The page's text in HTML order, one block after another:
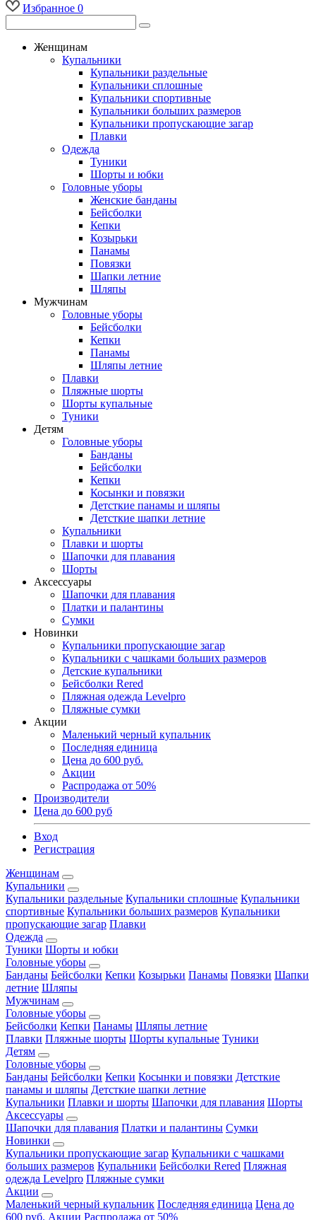
Избранное 0
Женщинам
Купальники
Купальники раздельные
Купальники сплошные
Купальники спортивные
Купальники больших размеров
Купальники пропускающие загар
Плавки
Одежда
Туники
Шорты и юбки
Головные уборы
Женские банданы
Бейсболки
Кепки
Козырьки
Панамы
Повязки
Шапки летние
Шляпы
Мужчинам
Головные уборы
Бейсболки
Кепки
Панамы
Шляпы летние
Плавки
Пляжные шорты
Шорты купальные
Туники
Детям
Головные уборы
Банданы
Бейсболки
Кепки
Косынки и повязки
Детсткие панамы и шляпы
Детсткие шапки летние
Купальники
Плавки и шорты
Шапочки для плавания
Шорты
Аксессуары
Шапочки для плавания
Платки и палантины
Сумки
Новинки
Купальники пропускающие загар
Купальники с чашками больших размеров
Детские купальники
Бейсболки Rered
Пляжная одежда Levelpro
Пляжные сумки
Акции
Маленький черный купальник
Последняя единица
Цена до 600 руб.
Акции
Распродажа от 50%
Производители
Цена до 600 руб
Вход
Регистрация
Женщинам
Купальники
Купальники раздельные Купальники сплошные Купальники
спортивные Купальники больших размеров Купальники
пропускающие загар Плавки
Одежда
Туники Шорты и юбки
Головные уборы
Банданы Бейсболки Кепки Козырьки Панамы Повязки Шапки
летние Шляпы
Мужчинам
Головные уборы
Бейсболки Кепки Панамы Шляпы летние
Плавки Пляжные шорты Шорты купальные Туники
Детям
Головные уборы
Банданы Бейсболки Кепки Косынки и повязки Детсткие
панамы и шляпы Детсткие шапки летние
Купальники Плавки и шорты Шапочки для плавания Шорты
Аксессуары
Шапочки для плавания Платки и палантины Сумки
Новинки
Купальники пропускающие загар Купальники с чашками
больших размеров Купальники Бейсболки Rered Пляжная
одежда Levelpro Пляжные сумки
Акции
Маленький черный купальник Последняя единица Цена до
600 руб. Акции Распродажа от 50%